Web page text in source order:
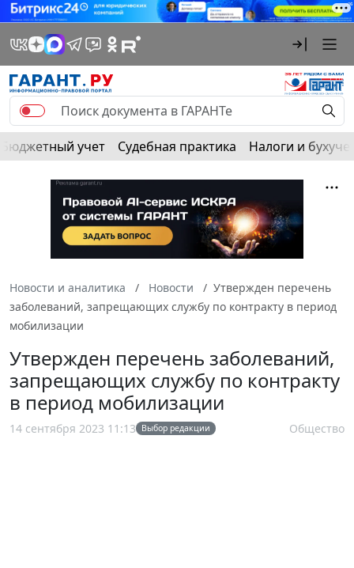
Бюджетный учет Судебная практика Налоги и
Новости и аналитика Новости
Утвержден перечень
заболеваний, запрещающих службу по контракту в период
мобилизации
Утвержден перечень заболеваний,
запрещающих службу по контракту
в период мобилизации
14 сентября 2023 11:13 Выбор редакции Общество